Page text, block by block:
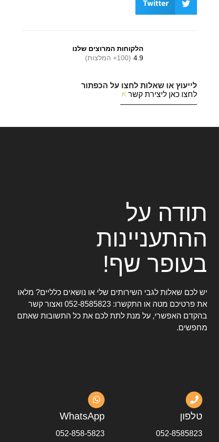
Twitter
הלקוחות המרוצים שלנו
4.9 (100+ המלצות)
לייעוץ או שאלות לחצו על הכפתור
לחצו כאן ליצירת קשר
תודה על
ההתעניינות
בעופר שף!
יש לכם שאלות לגבי השירותים שלי או נושאים כלליים? מלאו
את פרטיכם מטה או התקשרו: 052-8585823 ואצור קשר
בהקדם האפשרי, על מנת לתת לכם את כל התשובות שאתם
מחפשים.
טלפון
052-8585823
WhatsApp
052-858-5823